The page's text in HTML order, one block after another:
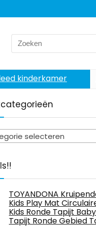
Search
for:
kinderkamer
selecteren
TOYANDONA
Kids Play Mat
Kids Ronde Tapijt
Tapijt Ronde Gebied